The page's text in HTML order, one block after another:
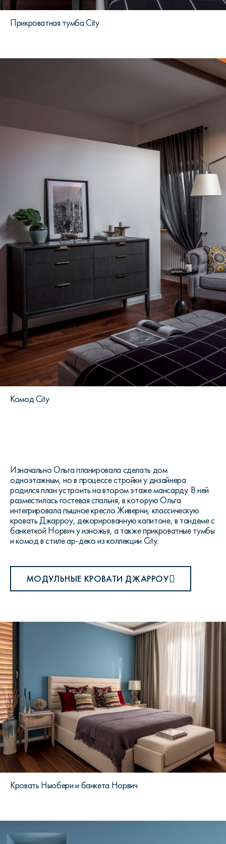
Прикроватная тумба City
Комод City
Изначально Ольга планировала сделать дом
одноэтажным, но в процессе стройки у дизайнера
родился план устроить на втором этаже мансарду. В ней
разместилась гостевая спальня, в которую Ольга
интегрировала пышное кресло Живерни, классическую
кровать Джарроу, декорированную капитоне, в тандеме с
банкеткой Норвич у изножья, а также прикроватные тумбы
и комод в стиле ар-деко из коллекции City.
МОДУЛЬНЫЕ КРОВАТИ ДЖАРРОУ
Кровать Ньюбери и банкета Норвич